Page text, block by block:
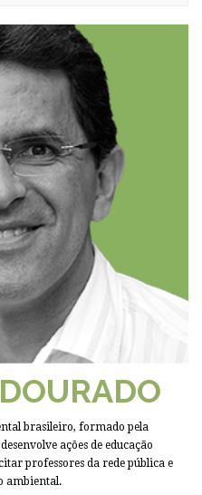
brasileiro, formado pela
ações de educação
professores da rede pública e
ambiental.